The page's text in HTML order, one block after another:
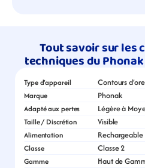
Tout savoir sur les
techniques du
Type d’appareil Contours
Marque Phonak
Adapté aux pertes Légère à
Taille / Discrétion Visible
Alimentation
Classe Classe 2
Gamme Haut de